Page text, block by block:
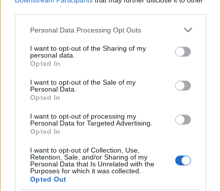
Please note that this website/app uses one or more Google
not limited to your visit or usage behaviour. You may click to
grant or deny consent to Google and its third-party tags to
use your data for below specified purposes in below Google
consent section.
Personal Data Processing Opt Outs
I want to opt-out of the Sharing of my
personal data.
Opted In
I want to opt-out of the Sale of my
Personal Data.
Opted In
I want to opt-out of processing my
Personal Data for Targeted Advertising.
Opted In
I want to opt-out of Collection, Use,
Retention, Sale, and/or Sharing of my
Personal Data that Is Unrelated with the
Purposes for which it was collected.
Opted Out
la canzone si sviluppa. La potenza del testo e la
complessità musicale la rendono un’esperienza
indimenticabile. Gli Iron Maiden non solo suonano,
ascolta. Hai mai pensato a come la musica possa
farci rivivere eventi storici in modo così profondo?
Queste otto canzoni non sono solo lunghe; sono
storie epiche. Gli Iron Maiden hanno dimostrato che
il metal può essere tanto narrativo quanto potente.
Qual è la tua canzone preferita tra queste? Faccelo